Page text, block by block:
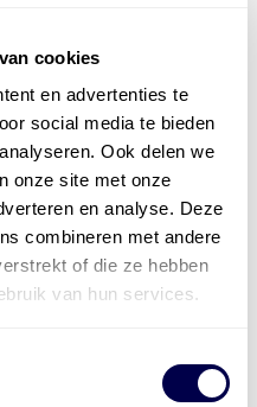
cookies
en advertenties te
social media te bieden
Ook delen we
onze site met onze
en analyse. Deze
combineren met andere
of die ze hebben
van hun services.
Smeermiddelen
,de Groot